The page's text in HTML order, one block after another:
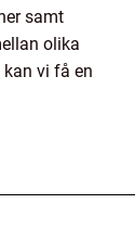
samt
olika
vi få en